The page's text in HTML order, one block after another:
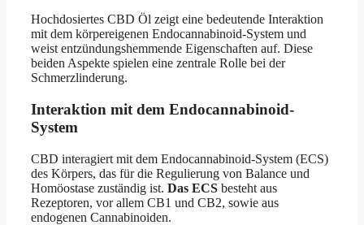
Hochdosiertes CBD Öl zeigt eine bedeutende Interaktion
mit dem körpereigenen Endocannabinoid-System und
weist entzündungshemmende Eigenschaften auf. Diese
beiden Aspekte spielen eine zentrale Rolle bei der
Schmerzlinderung.
Interaktion mit dem Endocannabinoid-
System
CBD interagiert mit dem Endocannabinoid-System (ECS)
des Körpers, das für die Regulierung von Balance und
Homöostase zuständig ist. Das ECS besteht aus
Rezeptoren, vor allem CB1 und CB2, sowie aus
endogenen Cannabinoiden.